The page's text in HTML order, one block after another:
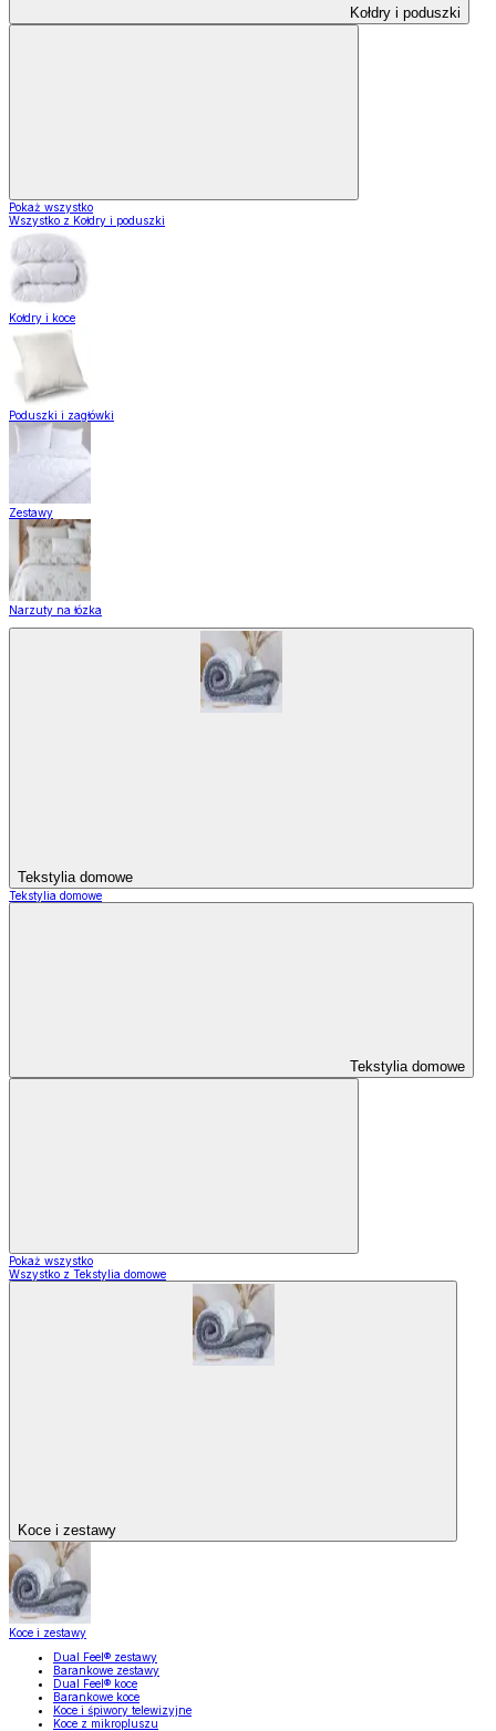
Kołdry i poduszki
Pokaż wszystko
Wszystko z Kołdry i poduszki
Kołdry i koce
Poduszki i zagłówki
Zestawy
Narzuty na łózka
Tekstylia domowe
Tekstylia domowe
Tekstylia domowe
Pokaż wszystko
Wszystko z Tekstylia domowe
Koce i zestawy
Koce i zestawy
Dual Feel® zestawy
Barankowe zestawy
Dual Feel® koce
Barankowe koce
Koce i śpiwory telewizyjne
Koce z mikropluszu